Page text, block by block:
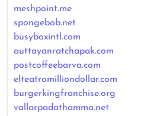
meshpoint.me
spongebob.net
busyboxintl.com
auttayanratchapak.com
postcoffeebarva.com
elteatromilliondollar.com
burgerkingfranchise.org
vallarpadathamma.net